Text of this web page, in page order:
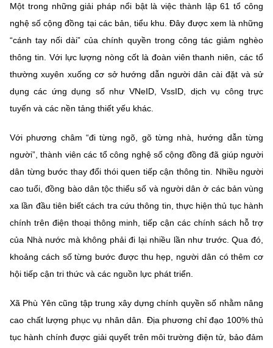
©2026 Bản quyền thuộc Bộ Khoa Học và Công Nghệ
(Ghi rõ nguồn "https://mst.gov.vn" khi phát hành lại thông tin từ
website này)
Một trong những giải pháp nổi bật là việc thành lập 61 tổ công
nghệ số cộng đồng tại các bản, tiểu khu. Đây được xem là những
“cánh tay nối dài” của chính quyền trong công tác giảm nghèo
thông tin. Với lực lượng nòng cốt là đoàn viên thanh niên, các tổ
thường xuyên xuống cơ sở hướng dẫn người dân cài đặt và sử
dụng các ứng dụng số như VNeID, VssID, dịch vụ công trực
tuyến và các nền tảng thiết yếu khác.
Với phương châm “đi từng ngõ, gõ từng nhà, hướng dẫn từng
người”, thành viên các tổ công nghệ số cộng đồng đã giúp người
dân từng bước thay đổi thói quen tiếp cận thông tin. Nhiều người
cao tuổi, đồng bào dân tộc thiểu số và người dân ở các bản vùng
xa lần đầu tiên biết cách tra cứu thông tin, thực hiện thủ tục hành
chính trên điện thoại thông minh, tiếp cận các chính sách hỗ trợ
của Nhà nước mà không phải đi lại nhiều lần như trước. Qua đó,
khoảng cách số từng bước được thu hẹp, người dân có thêm cơ
hội tiếp cận tri thức và các nguồn lực phát triển.
Xã Phù Yên cũng tập trung xây dựng chính quyền số nhằm nâng
cao chất lượng phục vụ nhân dân. Địa phương chỉ đạo 100% thủ
tục hành chính được giải quyết trên môi trường điện tử, bảo đảm